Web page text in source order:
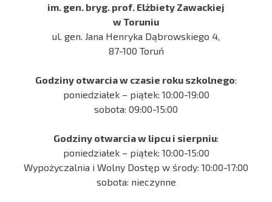
im. gen. bryg. prof. Elżbiety Zawackiej
w Toruniu
ul. gen. Jana Henryka Dąbrowskiego 4,
87-100 Toruń
Godziny otwarcia w czasie roku szkolnego:
poniedziałek – piątek: 10:00-19:00
sobota: 09:00-15:00
Godziny otwarcia w lipcu i sierpniu:
poniedziałek – piątek: 10:00-15:00
Wypożyczalnia i Wolny Dostęp w środy: 10:00-17:00
sobota: nieczynne